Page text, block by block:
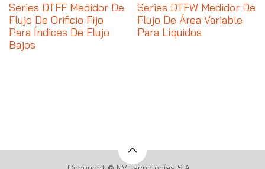
Series DTFF Medidor De
Flujo De Orificio Fijo
Para Índices De Flujo
Bajos
Series DTFW Medidor De
Flujo De Área Variable
Para Líquidos